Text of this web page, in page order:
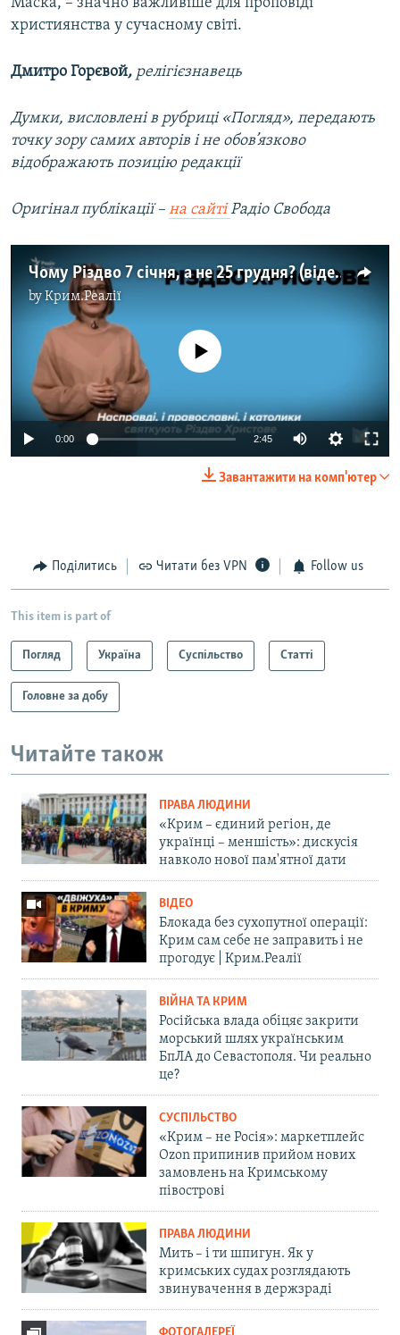
християнства у сучасному світі.
Дмитро Горєвой, релігієзнавець
Думки, висловлені в рубриці «Погляд», передають
точку зору самих авторів і не обов’язково
відображають позицію редакції
Оригінал публікації – на сайтіРадіо Свобода
Чому Різдво 7 січня, а не 25 грудня? (відео)
byКрим.Реалії
No media source currently available
0:00 2:45
Завантажити на комп'ютер
Поділитись Читати без VPN Follow us
This item is part of
Погляд Україна Суспільство Статті
Головне за добу
Читайте також
ПРАВА ЛЮДИНИ
«Крим – єдиний регіон, де
українці – меншість»: дискусія
навколо нової пам'ятної дати
ВІДЕО
Блокада без сухопутної операції:
Крим сам себе не заправить і не
прогодує | Крим.Реалії
ВІЙНА ТА КРИМ
Російська влада обіцяє закрити
морський шлях українським
БпЛА до Севастополя. Чи реально
це?
СУСПІЛЬСТВО
«Крим – не Росія»: маркетплейс
Ozon припинив прийом нових
замовлень на Кримському
півострові
ПРАВА ЛЮДИНИ
Мить – і ти шпигун. Як у
кримських судах розглядають
звинувачення в держзраді